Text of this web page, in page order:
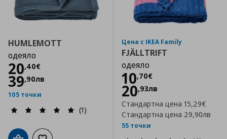
HUMLEMOTT
одеяло
20,40€
Цена
39,90лв
105 точки
(1)
Цена с IKEA Family
FJÄLLTRIFT
одеяло
10,70€
Цена
20,93лв
Стандартна цена 15,29€
Стандартна цена 29,90лв
55 точки